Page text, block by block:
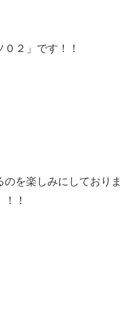
２」です！！
を楽しみにしておりま
！